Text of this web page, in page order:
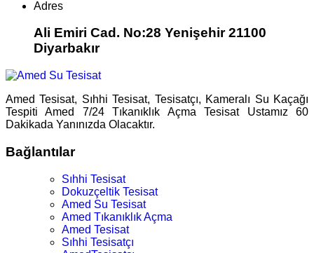
Adres
Ali Emiri Cad. No:28 Yenişehir 21100
Diyarbakır
Amed Tesisat, Sıhhi Tesisat, Tesisatçı, Kameralı Su Kaçağı
Tespiti Amed 7/24 Tıkanıklık Açma Tesisat Ustamız 60
Dakikada Yanınızda Olacaktır.
Bağlantılar
Sıhhi Tesisat
Dokuzçeltik Tesisat
Amed Su Tesisat
Amed Tıkanıklık Açma
Amed Tesisat
Sıhhi Tesisatçı